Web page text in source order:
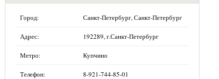
Город: Санкт-Петербург, Санкт-Петербург
Адрес: 192289, г.Санкт-Петербург
Метро: Купчино
Телефон: 8-921-744-85-01